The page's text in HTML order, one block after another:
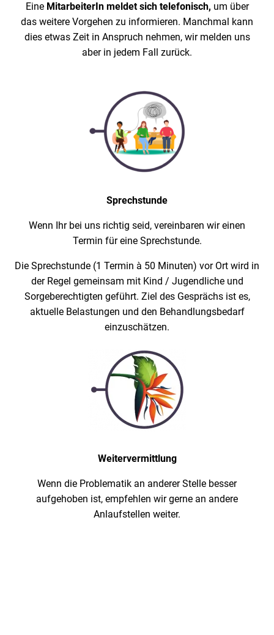
Eine MitarbeiterIn meldet sich telefonisch, um über
das weitere Vorgehen zu informieren. Manchmal kann
dies etwas Zeit in Anspruch nehmen, wir melden uns
aber in jedem Fall zurück.
Sprechstunde
Wenn Ihr bei uns richtig seid, vereinbaren wir einen
Termin für eine Sprechstunde.
Die Sprechstunde (1 Termin à 50 Minuten) vor Ort wird in
der Regel gemeinsam mit Kind / Jugendliche und
Sorgeberechtigten geführt. Ziel des Gesprächs ist es,
aktuelle Belastungen und den Behandlungsbedarf
einzuschätzen.
Weitervermittlung
Wenn die Problematik an anderer Stelle besser
aufgehoben ist, empfehlen wir gerne an andere
Anlaufstellen weiter.